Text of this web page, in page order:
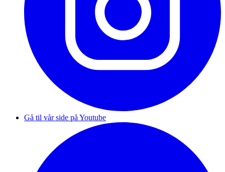
Gå til vår side på Youtube